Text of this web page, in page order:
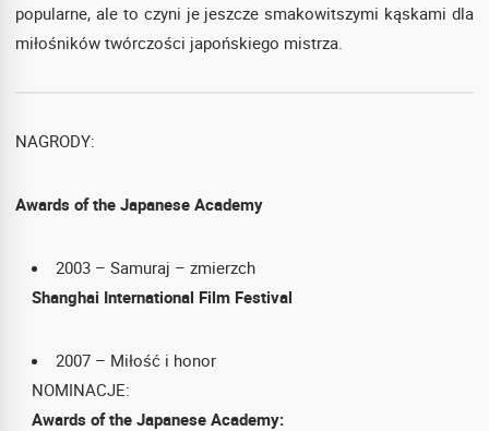
popularne, ale to czyni je jeszcze smakowitszymi kąskami dla
miłośników twórczości japońskiego mistrza.
NAGRODY:
Awards of the Japanese Academy
2003 – Samuraj – zmierzch
Shanghai International Film Festival
2007 – Miłość i honor
NOMINACJE:
Awards of the Japanese Academy: